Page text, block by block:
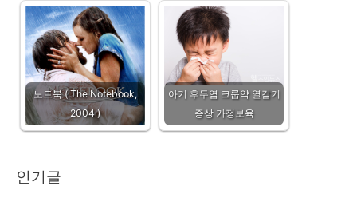
노트북 ( The Notebook,
2004 )
아기 후두염 크룹약 열감기
증상 가정보육
인기글